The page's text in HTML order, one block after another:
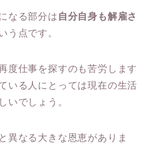
なる部分は 自分自身も解雇さ
う点です。
度仕事を探すのも苦労します
いる人にとっては現在の生活
いでしょう。
異なる大きな恩恵がありま